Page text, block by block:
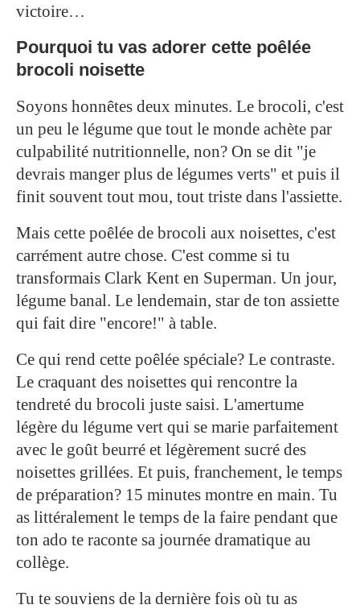
victoire…
Pourquoi tu vas adorer cette poêlée
brocoli noisette
Soyons honnêtes deux minutes. Le brocoli, c'est
un peu le légume que tout le monde achète par
culpabilité nutritionnelle, non? On se dit "je
devrais manger plus de légumes verts" et puis il
finit souvent tout mou, tout triste dans l'assiette.
Mais cette poêlée de brocoli aux noisettes, c'est
carrément autre chose. C'est comme si tu
transformais Clark Kent en Superman. Un jour,
légume banal. Le lendemain, star de ton assiette
qui fait dire "encore!" à table.
Ce qui rend cette poêlée spéciale? Le contraste.
Le craquant des noisettes qui rencontre la
tendreté du brocoli juste saisi. L'amertume
légère du légume vert qui se marie parfaitement
avec le goût beurré et légèrement sucré des
noisettes grillées. Et puis, franchement, le temps
de préparation? 15 minutes montre en main. Tu
as littéralement le temps de la faire pendant que
ton ado te raconte sa journée dramatique au
collège.
Tu te souviens de la dernière fois où tu as